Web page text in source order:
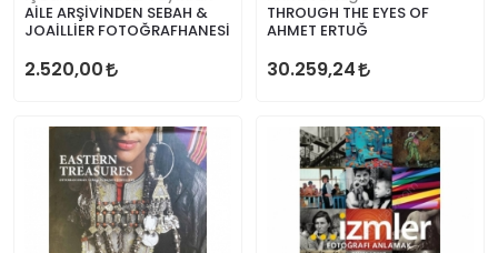
AİLE ARŞİVİNDEN SEBAH &
JOAİLLİER FOTOĞRAFHANESİ
2.520,00
THROUGH THE EYES OF
AHMET ERTUĞ
30.259,24